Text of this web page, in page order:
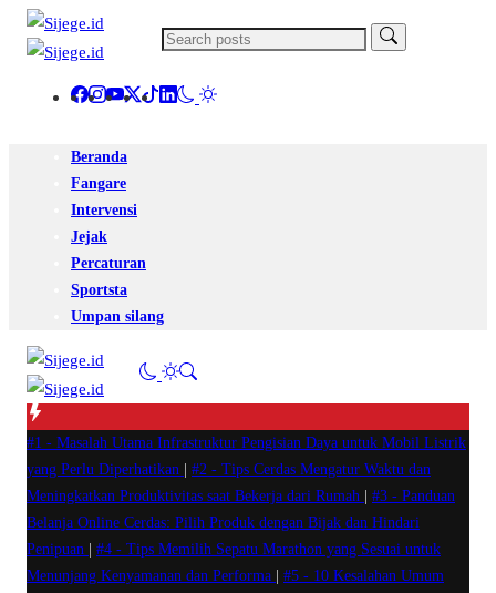
Beranda
Fangare
Intervensi
Jejak
Percaturan
Sportsta
Umpan silang
#1 - Masalah Utama Infrastruktur Pengisian Daya untuk Mobil Listrik
yang Perlu Diperhatikan
#2 - Tips Cerdas Mengatur Waktu dan
Meningkatkan Produktivitas saat Bekerja dari Rumah
#3 - Panduan
Belanja Online Cerdas: Pilih Produk dengan Bijak dan Hindari
Penipuan
#4 - Tips Memilih Sepatu Marathon yang Sesuai untuk
Menunjang Kenyamanan dan Performa
#5 - 10 Kesalahan Umum